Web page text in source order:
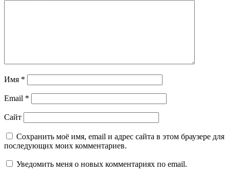
Имя *
Email *
Сайт
Сохранить моё имя, email и адрес сайта в этом браузере для
последующих моих комментариев.
Уведомить меня о новых комментариях по email.